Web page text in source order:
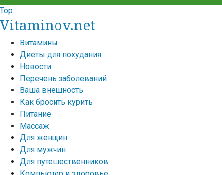
Top
Vitaminov.net
Витамины
Диеты для похудания
Новости
Перечень заболеваний
Ваша внешность
Как бросить курить
Питание
Массаж
Для женщин
Для мужчин
Для путешественников